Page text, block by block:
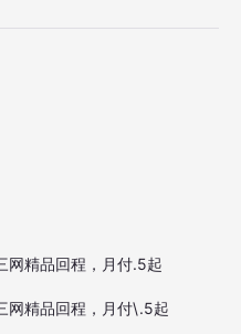
网精品回程，月付.5起
网精品回程，月付\.5起